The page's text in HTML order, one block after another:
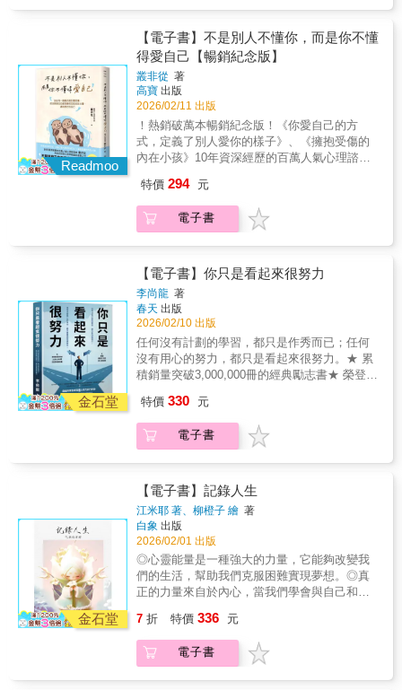
候與家人通話，即使沒有希望，卻也沒有絕
一定要讓幸福變多，能讓不幸變少就很幸福。
有時候不讓自己太悲傷，比追求極致快樂更重
要。🌿 幸福不是熱鬧長大之後才明白，幸福不
一定要被看見。能安靜地過完一天，本身就是
一種幸福。🌿 不再為難自己大人的幸福，是不
再逼自己成為更好的人。不讓自己太痛苦，就
是生活最重要的成就。能接受自己的平凡，是
一種深層的安定。🌿 日常即答案幸福藏在沒有
生活的最好模樣。
帶著期待的好意，總是讓人陷入自我懷疑，卻
很少有人告訴我們，你不是太敏感，只是還沒
學會溫柔接住內心的感受。幫助無數個案度過
低潮的資深心理諮詢師叢非從，這次以自身經
驗出發，陪伴我們走過最容易受傷的時刻：✓
看懂他人：不是你的錯，那只是他的內在聲音
那些看不慣你的人，不是真的忌妒你，是無法
面對內心的不成熟與脆弱。你不需要急著反
擊，更不用將他人的評價，當作「你是誰」的
證明。每個人都有選擇不同生活方式的權利，
關係：我們都在用自己的方式，努力去愛每一
次爭吵、每一個要求背後，其實都藏著一份想
被理解的渴望。「為你好」或許不是惡意，是
康的關係，是願意在想法與感受中，看見彼此
最真實的需要。✓成為自己：最真實的你，恰
好是最美的你有時候，懷疑自己不夠好，其實
是你忘了肯定自己一路走來的付出與努力。命
運早已為你安排了一個足夠完整的模樣，你不
必成為任何人眼中的期待，依然能活出屬於自
己的美好。誠實面對內心真正的聲音，看見情
力量！▍諮商師暖心推薦（依姓氏筆畫排列）
諮商心理師｜黃之盈諮商心理師、暢銷作家｜
瑪那熊【本書金句】▍聆聽自己內心的聲音．
定你的人，只有你自己。．你才是最可能懂你
自己的人，你才是那個「你若懂我，該有多
好」的人，你才是最瞭解自己心底想法、最知
道自己心底真實秘密，最不會欺騙、背叛和離
開自己的人。▍如何察覺他人內心的想法．一
個有修養的人不會有這麼多的看不慣，是因為
他懂得尊重他人和自己的不同。．一個內心充
滿愛的人，必然會帶著愛去理解和尊重別人，
而不是情緒氾濫。．一切以「關懷」為目的的
別人而幫助別人的時候，都不是真正的幫助，
那都是自己的需要。．健康的夫妻關係，則是
他們能帶著愛去解決問題，而不是帶著情緒發
Readmoo
【電子書】不是別人不懂你，而是你不懂
得愛自己【暢銷紀念版】
叢非從 著
高寶 出版
2026/02/11 出版
！熱銷破萬本暢銷紀念版！《你愛自己的方
式，定義了別人愛你的樣子》、《擁抱受傷的
內在小孩》10年資深經歷的百萬人氣心理諮詢
不勉強自己也不過度努力，你值得擁有舒適自
在的關係！▍我們不懂他人，在相處時，容易
感到委屈與疲憊；▍我們不懂自己，所以困在
帶著期待的好意，總是讓人陷入自我懷疑，卻
很少有人告訴我們，你不是太敏感，只是還沒
學會溫柔接住內心的感受。幫助無數個案度過
低潮的資深心理諮詢師叢非從，這次以自身經
驗出發，陪伴我們走過最容易受傷的時刻：✓
看懂他人：不是你的錯，那只是他的內在聲音
那些看不慣你的人，不是真的忌妒你，是無法
面對內心的不成熟與脆弱。你不需要急著反
擊，更不用將他人的評價，當作「你是誰」的
而你正一步步朝著想成為的樣子前進。✓理解
關係：我們都在用自己的方式，努力去愛每一
次爭吵、每一個要求背後，其實都藏著一份想
對方不懂得怎麼用愛好好傾聽、表達。真正健
康的關係，是願意在想法與感受中，看見彼此
最真實的需要。✓成為自己：最真實的你，恰
好是最美的你有時候，懷疑自己不夠好，其實
是你忘了肯定自己一路走來的付出與努力。命
運早已為你安排了一個足夠完整的模樣，你不
必成為任何人眼中的期待，依然能活出屬於自
緒背後沒說出口的心意，才能找回自我覺察的
力量！▍諮商師暖心推薦（依姓氏筆畫排列）
諮商心理師｜黃之盈諮商心理師、暢銷作家｜
特價 294 元
電子書
金石堂
【電子書】你只是看起來很努力
李尚龍 著
春天 出版
2026/02/10 出版
任何沒有計劃的學習，都只是作秀而已；任何
沒有用心的努力，都只是看起來很努力。★ 累
積銷量突破3,000,000冊的經典勵志書★ 榮登
沒有滿意的成果？為什麼你每天都很忙碌，卻
始終看不到終點？……你是真的努力了，還
是，只是看起來很努力？寫給所有在成長路上
培養無所畏懼的內在力量，一步步成為更好的
自己。跪著的生活不可恥，重要的是現在跪
著，是為了以後更好地站起來。當生活奪走你
所有的自由，你仍然保有最後一項選擇——選
擇，用什麼樣的態度面對。行動，從來不需要
等到好天氣、好狀態。此時此刻，就是起點；
此時此刻，就是一切。這不是一本空談成功的
勵志書，而是一封寫給正在成長、正在掙扎的
年輕世代的真誠回信。作者李尚龍以親身經歷
被困在不屬於自己的道路上；有人在友情與愛
情之間，選擇承擔放手的代價；有人只是你我
生命中短暫出現的小角色，卻在低谷裡，默默
特價 330 元
電子書
金石堂
【電子書】記錄人生
江米耶 著、柳橙子 繪 著
白象 出版
2026/02/01 出版
◎心靈能量是一種強大的力量，它能夠改變我
們的生活，幫助我們克服困難實現夢想。◎真
正的力量來自於內心，當我們學會與自己和諧
起探索這份內在的力量，讓心靈的光芒照亮我
們的生活旅程。暫時的困境是生活給予的考驗
上天總是會讓人明白祂每次對你做的安排只為
7 折 特價 336 元
電子書